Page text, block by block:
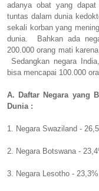
adanya obat yang
tuntas dalam dunia
sekali korban yang
dunia. Bahkan ada
200.000 orang mati
Sedangkan negara
bisa mencapai 100.000
A. Daftar Negara yang
Dunia :
1. Negara Swaziland -
2. Negara Botswana -
3. Negara Lesotho - 23,3%